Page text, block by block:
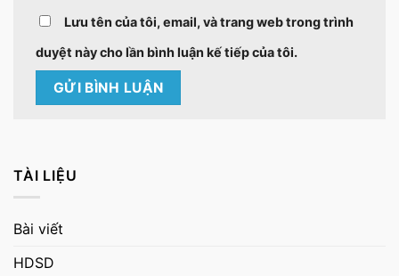
TÀI LIỆU
Bài viết
HDSD
Lưu tên của tôi, email, và trang web trong trình
duyệt này cho lần bình luận kế tiếp của tôi.